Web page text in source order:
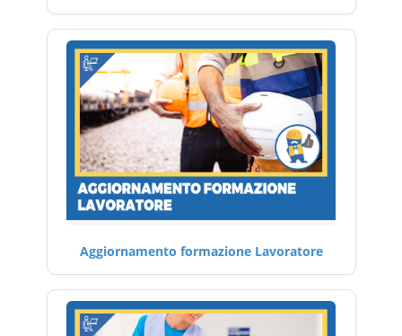
Aggiornamento formazione Lavoratore